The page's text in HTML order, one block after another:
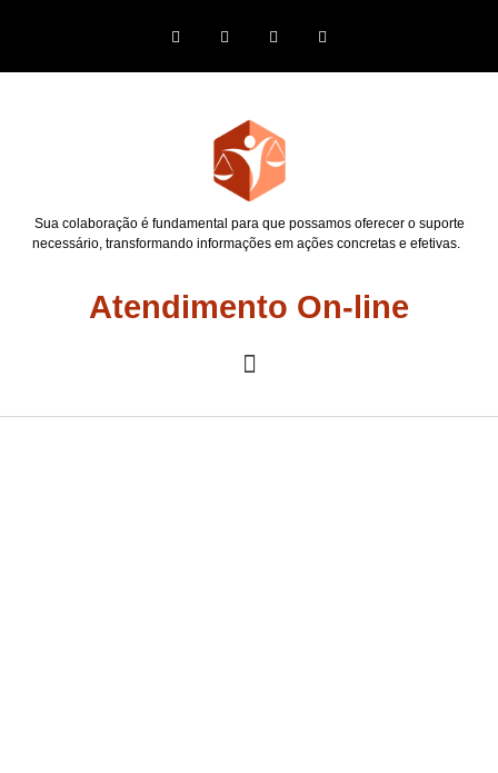
Sua colaboração é fundamental para que possamos oferecer o suporte
necessário, transformando informações em ações concretas e efetivas.
Atendimento On-line